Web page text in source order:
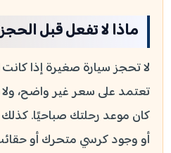
ماذا لا تفعل قبل
لا تحجز سيارة صغيرة إذا كانت
تعتمد على سعر غير واضح، ولا
كان موعد رحلتك صباحيًا.
أو وجود كرسي متحرك أو